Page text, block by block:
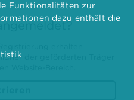
der geförderten Träger
Funktionalitäten zur
dazu enthält die